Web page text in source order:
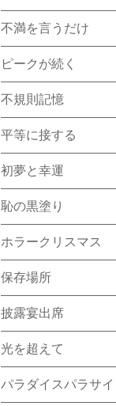
不満を言うだけ
ピークが続く
不規則記憶
平等に接する
初夢と幸運
恥の黒塗り
ホラークリスマス
保存場所
披露宴出席
光を超えて
パラダイスパラサ